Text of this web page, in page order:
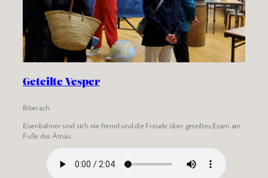
Geteilte Vesper
Biberach
Eisenbahner sind sich nie fremd und die Freude über geteiltes Essen am
Fuße des Ätnas.